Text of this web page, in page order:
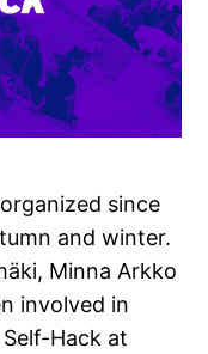
since
and winter.
Minna Arkko
involved in
Hack at